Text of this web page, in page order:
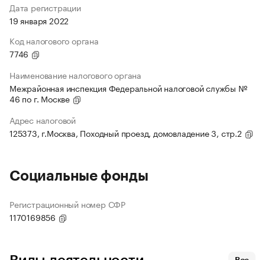
Дата регистрации
19 января 2022
Код налогового органа
7746
Наименование налогового органа
Межрайонная инспекция Федеральной налоговой службы №
46 по г. Москве
Адрес налоговой
125373, г.Москва, Походный проезд, домовладение 3, стр.2
Социальные фонды
Регистрационный номер СФР
1170169856